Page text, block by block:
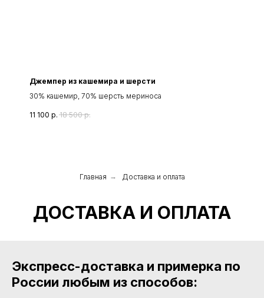
Джемпер из кашемира и шерсти
30% кашемир, 70% шерсть мериноса
11 100 р. 18 500 р.
Главная → Доставка и оплата
ДОСТАВКА И ОПЛАТА
Экспресс-доставка и примерка по
России любым из способов: